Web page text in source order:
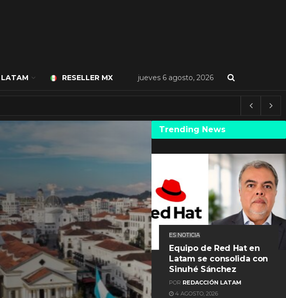
LATAM RESELLER MX jueves 6 agosto, 2026
Trending News
ES NOTICIA
Equipo de Red Hat en
Latam se consolida con
Sinuhé Sánchez
POR REDACCIÓN LATAM
4 AGOSTO, 2026